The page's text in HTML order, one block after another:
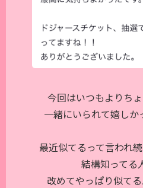
今回はいつもよりち
一緒にいられて嬉しか
最近似てるって言われ
結構知ってる
改めてやっぱり似て